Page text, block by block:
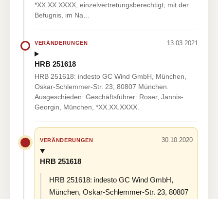
*XX.XX.XXXX, einzelvertretungsberechtigt; mit der
Befugnis, im Na…
VERÄNDERUNGEN 13.03.2021
HRB 251618
HRB 251618: indesto GC Wind GmbH, München,
Oskar-Schlemmer-Str. 23, 80807 München.
Ausgeschieden: Geschäftsführer: Roser, Jannis-
Georgin, München, *XX.XX.XXXX.
VERÄNDERUNGEN 30.10.2020
HRB 251618
HRB 251618: indesto GC Wind GmbH,
München, Oskar-Schlemmer-Str. 23, 80807